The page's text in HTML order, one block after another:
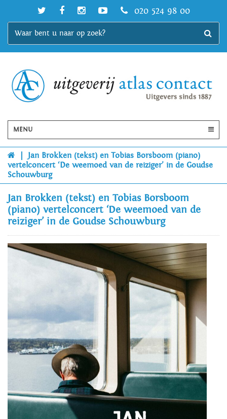
020 524 98 00
MENU
Jan Brokken (tekst) en Tobias Borsboom (piano)
vertelconcert ‘De weemoed van de reiziger’ in de Goudse
Schouwburg
Jan Brokken (tekst) en Tobias Borsboom
(piano) vertelconcert ‘De weemoed van de
reiziger’ in de Goudse Schouwburg